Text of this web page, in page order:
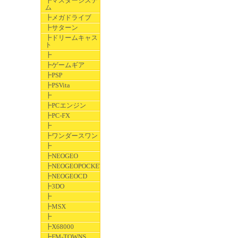
ム
┣メガドライブ
┣サターン
┣ドリームキャス
ト
┣
┣ゲームギア
┣PSP
┣PSVita
┣
┣PCエンジン
┣PC-FX
┣
┣ワンダースワン
┣
┣NEOGEO
┣NEOGEOPOCKET
┣NEOGEOCD
┣3DO
┣
┣MSX
┣
┣X68000